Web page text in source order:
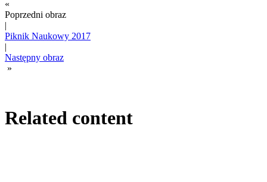
«
Poprzedni obraz
|
Piknik Naukowy 2017
|
Następny obraz
»
Related content